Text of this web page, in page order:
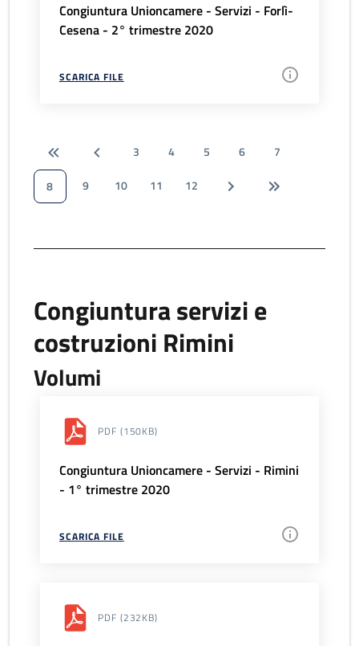
Congiuntura Unioncamere - Servizi - Forlì-
Cesena - 2° trimestre 2020
SCARICA FILE
3 4 5 6
7
8
9 10 11 12
Congiuntura servizi e
costruzioni Rimini
Volumi
PDF (150KB)
Congiuntura Unioncamere - Servizi - Rimini
- 1° trimestre 2020
SCARICA FILE
PDF (232KB)